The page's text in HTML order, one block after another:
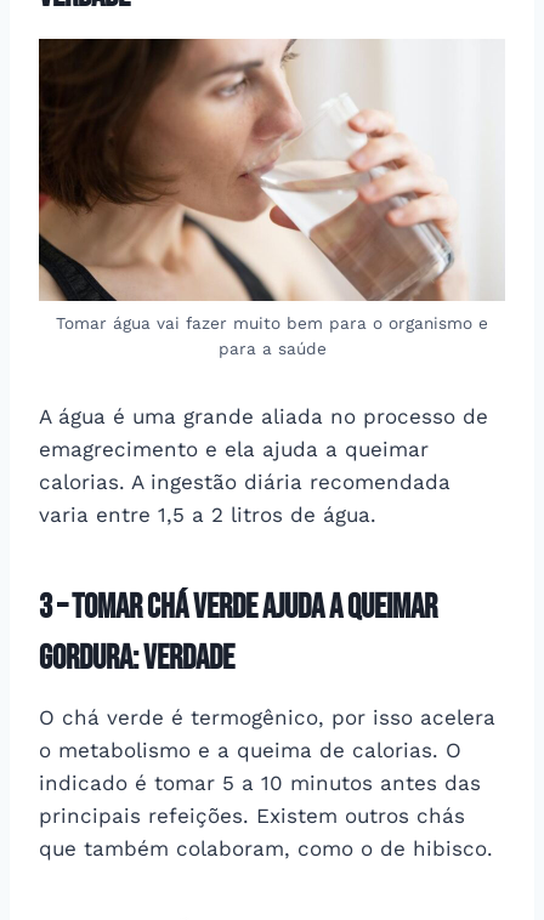
Tomar água vai fazer muito bem para o organismo e
para a saúde
A água é uma grande aliada no processo de
emagrecimento e ela ajuda a queimar
calorias. A ingestão diária recomendada
varia entre 1,5 a 2 litros de água.
3 –tomar chá verde ajuda a queimar
gordura: Verdade
O chá verde é termogênico, por isso acelera
o metabolismo e a queima de calorias. O
indicado é tomar 5 a 10 minutos antes das
principais refeições. Existem outros chás
que também colaboram, como o de hibisco.